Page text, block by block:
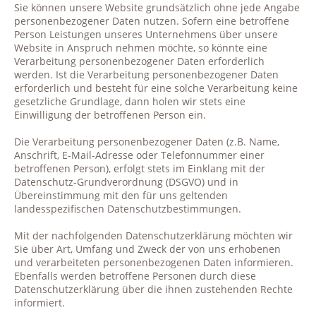
Sie können unsere Website grundsätzlich ohne jede Angabe
personenbezogener Daten nutzen. Sofern eine betroffene
Person Leistungen unseres Unternehmens über unsere
Website in Anspruch nehmen möchte, so könnte eine
Verarbeitung personenbezogener Daten erforderlich
werden. Ist die Verarbeitung personenbezogener Daten
erforderlich und besteht für eine solche Verarbeitung keine
gesetzliche Grundlage, dann holen wir stets eine
Einwilligung der betroffenen Person ein.
Die Verarbeitung personenbezogener Daten (z.B. Name,
Anschrift, E-Mail-Adresse oder Telefonnummer einer
betroffenen Person), erfolgt stets im Einklang mit der
Datenschutz-Grundverordnung (DSGVO) und in
Übereinstimmung mit den für uns geltenden
landesspezifischen Datenschutzbestimmungen.
Mit der nachfolgenden Datenschutzerklärung möchten wir
Sie über Art, Umfang und Zweck der von uns erhobenen
und verarbeiteten personenbezogenen Daten informieren.
Ebenfalls werden betroffene Personen durch diese
Datenschutzerklärung über die ihnen zustehenden Rechte
informiert.